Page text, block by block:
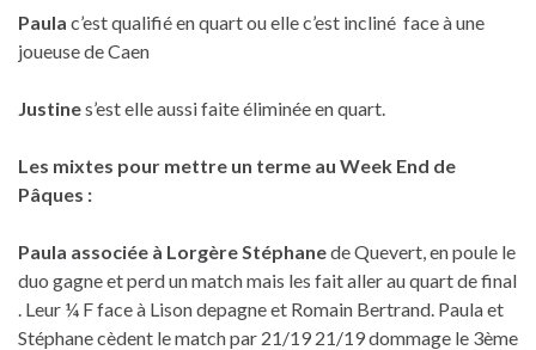
Paula c’est qualifié en quart ou elle c’est incliné face à une
joueuse de Caen
Justines’est elle aussi faite éliminée en quart.
Les mixtes pour mettre un terme au Week End de
Pâques :
Paula associée à Lorgère Stéphanede Quevert, en poule le
duo gagne et perd un match mais les fait aller au quart de final
. Leur ¼ F face à Lison depagne et Romain Bertrand. Paula et
Stéphane cèdent le match par 21/19 21/19 dommage le 3ème